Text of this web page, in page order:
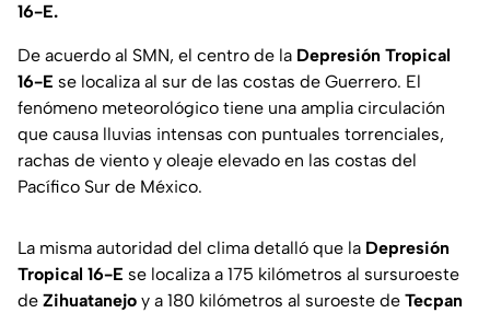
16-E.
De acuerdo al SMN, el centro de la Depresión Tropical
16-E se localiza al sur de las costas de Guerrero. El
fenómeno meteorológico tiene una amplia circulación
que causa lluvias intensas con puntuales torrenciales,
rachas de viento y oleaje elevado en las costas del
Pacífico Sur de México.
La misma autoridad del clima detalló que la Depresión
Tropical 16-E se localiza a 175 kilómetros al sursuroeste
de Zihuatanejo y a 180 kilómetros al suroeste de Tecpan